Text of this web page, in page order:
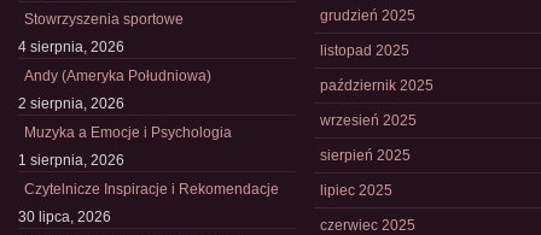
Stowrzyszenia sportowe
4 sierpnia, 2026
Andy (Ameryka Południowa)
2 sierpnia, 2026
Muzyka a Emocje i Psychologia
1 sierpnia, 2026
Czytelnicze Inspiracje i Rekomendacje
30 lipca, 2026
grudzień 2025
listopad 2025
październik 2025
wrzesień 2025
sierpień 2025
lipiec 2025
czerwiec 2025